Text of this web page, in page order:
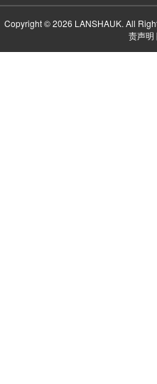
Copyright © 2026 LANSHAUK. All
责声明